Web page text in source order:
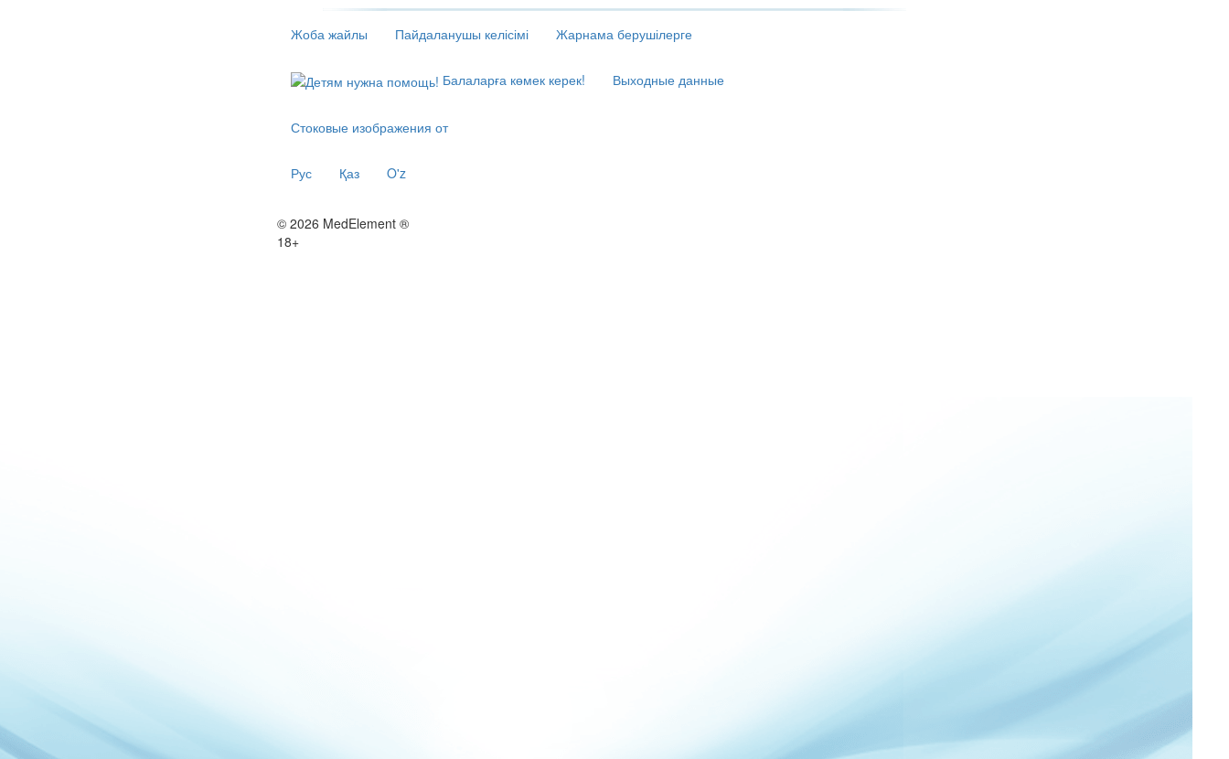
Жоба жайлы Пайдаланушы келісімі Жарнама берушілерге
Балаларға көмек керек! Выходные данные
Стоковые изображения от
Рус Қаз O'z
© 2026 MedElement ®
18+